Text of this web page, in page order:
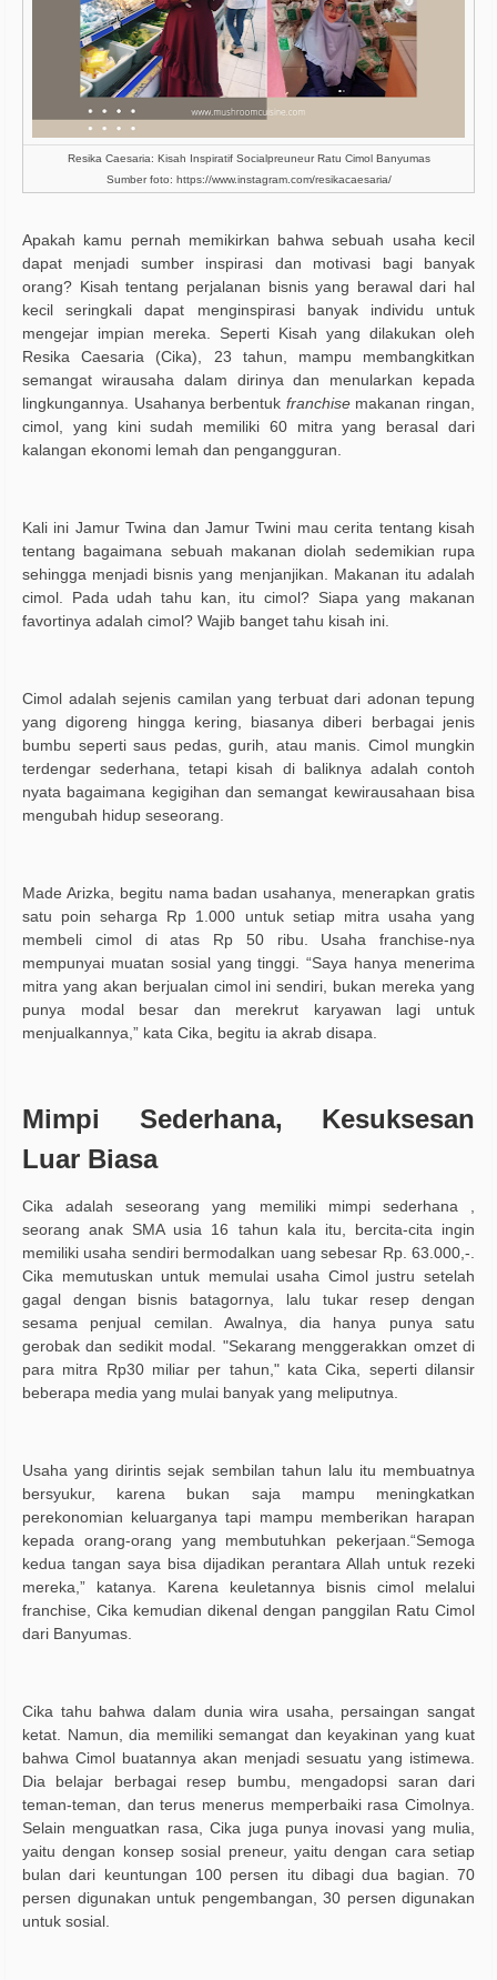
Resika Caesaria: Kisah Inspiratif Socialpreuneur Ratu Cimol Banyumas
Sumber foto: https://www.instagram.com/resikacaesaria/
Apakah kamu pernah memikirkan bahwa sebuah usaha kecil
dapat menjadi sumber inspirasi dan motivasi bagi banyak
orang? Kisah tentang perjalanan bisnis yang berawal dari hal
kecil seringkali dapat menginspirasi banyak individu untuk
mengejar impian mereka. Seperti Kisah yang dilakukan oleh
Resika Caesaria (Cika), 23 tahun, mampu membangkitkan
semangat wirausaha dalam dirinya dan menularkan kepada
lingkungannya. Usahanya berbentuk franchisemakanan ringan,
cimol, yang kini sudah memiliki 60 mitra yang berasal dari
kalangan ekonomi lemah dan pengangguran.
Kali ini Jamur Twina dan Jamur Twini mau cerita tentang kisah
tentang bagaimana sebuah makanan diolah sedemikian rupa
sehingga menjadi bisnis yang menjanjikan. Makanan itu adalah
cimol. Pada udah tahu kan, itu cimol? Siapa yang makanan
favortinya adalah cimol? Wajib banget tahu kisah ini.
Cimol adalah sejenis camilan yang terbuat dari adonan tepung
yang digoreng hingga kering, biasanya diberi berbagai jenis
bumbu seperti saus pedas, gurih, atau manis. Cimol mungkin
terdengar sederhana, tetapi kisah di baliknya adalah contoh
nyata bagaimana kegigihan dan semangat kewirausahaan bisa
mengubah hidup seseorang.
Made Arizka, begitu nama badan usahanya, menerapkan gratis
satu poin seharga Rp 1.000 untuk setiap mitra usaha yang
membeli cimol di atas Rp 50 ribu. Usaha franchise-nya
mempunyai muatan sosial yang tinggi. “Saya hanya menerima
mitra yang akan berjualan cimol ini sendiri, bukan mereka yang
punya modal besar dan merekrut karyawan lagi untuk
menjualkannya,” kata Cika, begitu ia akrab disapa.
Mimpi Sederhana, Kesuksesan
Luar Biasa
Cika adalah seseorang yang memiliki mimpi sederhana ,
seorang anak SMA usia 16 tahun kala itu, bercita-cita ingin
memiliki usaha sendiri bermodalkan uang sebesar Rp. 63.000,-.
Cika memutuskan untuk memulai usaha Cimol justru setelah
gagal dengan bisnis batagornya, lalu tukar resep dengan
sesama penjual cemilan. Awalnya, dia hanya punya satu
gerobak dan sedikit modal. "Sekarang menggerakkan omzet di
para mitra Rp30 miliar per tahun," kata Cika, seperti dilansir
beberapa media yang mulai banyak yang meliputnya.
Usaha yang dirintis sejak sembilan tahun lalu itu membuatnya
bersyukur, karena bukan saja mampu meningkatkan
perekonomian keluarganya tapi mampu memberikan harapan
kepada orang-orang yang membutuhkan pekerjaan.“Semoga
kedua tangan saya bisa dijadikan perantara Allah untuk rezeki
mereka,” katanya. Karena keuletannya bisnis cimol melalui
franchise, Cika kemudian dikenal dengan panggilan Ratu Cimol
dari Banyumas.
Cika tahu bahwa dalam dunia wira usaha, persaingan sangat
ketat. Namun, dia memiliki semangat dan keyakinan yang kuat
bahwa Cimol buatannya akan menjadi sesuatu yang istimewa.
Dia belajar berbagai resep bumbu, mengadopsi saran dari
teman-teman, dan terus menerus memperbaiki rasa Cimolnya.
Selain menguatkan rasa, Cika juga punya inovasi yang mulia,
yaitu dengan konsep sosial preneur, yaitu dengan cara setiap
bulan dari keuntungan 100 persen itu dibagi dua bagian. 70
persen digunakan untuk pengembangan, 30 persen digunakan
untuk sosial.